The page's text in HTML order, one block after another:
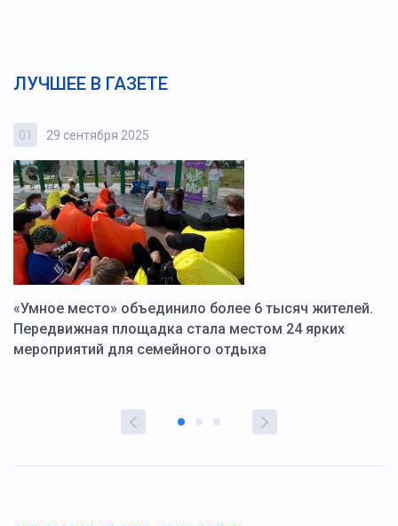
ЛУЧШЕЕ В ГАЗЕТЕ
01 29 сентября 2025
«Умное место» объединило более 6 тысяч жителей.
Передвижная площадка стала местом 24 ярких
мероприятий для семейного отдыха